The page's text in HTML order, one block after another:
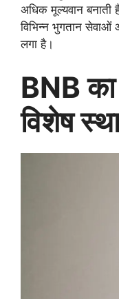
अधिक मूल्यवान
विभिन्न भुगतान
लगा है।
BNB का
विशेष